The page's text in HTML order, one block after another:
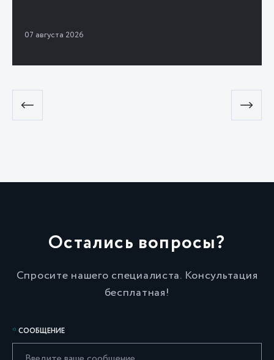
07 августа 2026
Остались вопросы?
Спросите нашего специалиста. Консультация
бесплатная!
СООБЩЕНИЕ